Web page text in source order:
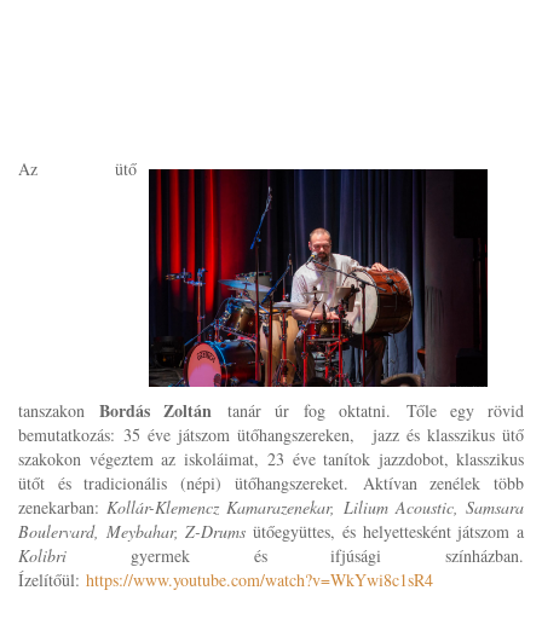
Az ütő
tanszakonBordás Zoltán tanár úr fog oktatni. Tőle egy rövid
bemutatkozás:35 éve játszom ütőhangszereken, jazz és klasszikus ütő
szakokon végeztem az iskoláimat, 23 éve tanítok jazzdobot, klasszikus
ütőt és tradicionális (népi) ütőhangszereket. Aktívan zenélek több
zenekarban:Kollár-Klemencz Kamarazenekar, Lilium Acoustic, Samsara
Boulervard, Meybahar, Z-Drums ütőegyüttes, és helyettesként játszom a
Kolibri gyermek és ifjúsági színházban.
Ízelítőül: https://www.youtube.com/watch?v=WkYwi8c1sR4